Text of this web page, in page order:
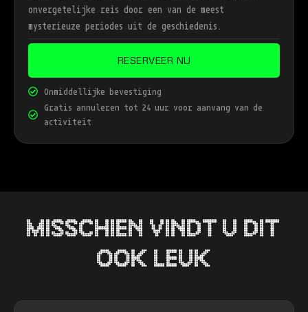
onvergetelijke reis door een van de meest
mysterieuze periodes uit de geschiedenis.
RESERVEER NU
Onmiddellijke bevestiging
Gratis annuleren tot 24 uur voor aanvang van de
activiteit
MISSCHIEN VINDT U DIT
OOK LEUK